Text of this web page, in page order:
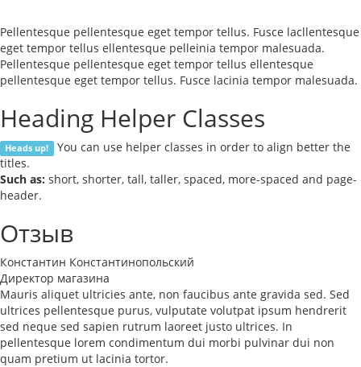
Pellentesque pellentesque eget tempor tellus. Fusce lacllentesque
eget tempor tellus ellentesque pelleinia tempor malesuada.
Pellentesque pellentesque eget tempor tellus ellentesque
pellentesque eget tempor tellus. Fusce lacinia tempor malesuada.
Heading Helper Classes
Heads up! You can use helper classes in order to align better the
titles.
Such as: short, shorter, tall, taller, spaced, more-spaced and page-
header.
Отзыв
Константин Константинопольский
Директор магазина
Mauris aliquet ultricies ante, non faucibus ante gravida sed. Sed
ultrices pellentesque purus, vulputate volutpat ipsum hendrerit
sed neque sed sapien rutrum laoreet justo ultrices. In
pellentesque lorem condimentum dui morbi pulvinar dui non
quam pretium ut lacinia tortor.